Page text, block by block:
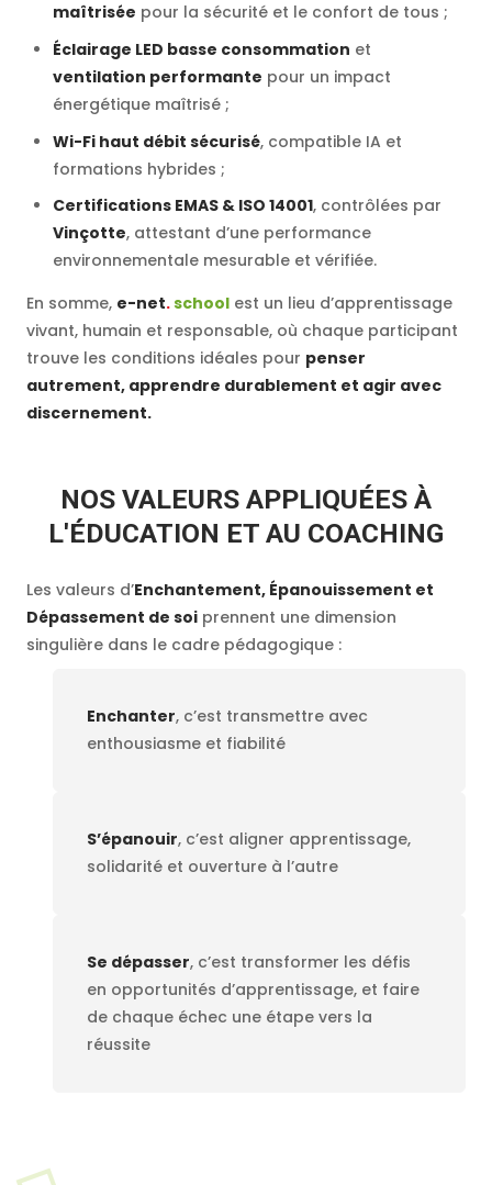
maîtrisée pour la sécurité et le confort de tous ;
Éclairage LED basse consommation et
ventilation performante pour un impact
énergétique maîtrisé ;
Wi-Fi haut débit sécurisé, compatible IA et
formations hybrides ;
Certifications EMAS & ISO 14001, contrôlées par
Vinçotte, attestant d’une performance
environnementale mesurable et vérifiée.
En somme, e-net.school est un lieu d’apprentissage
vivant, humain et responsable, où chaque participant
trouve les conditions idéales pour penser
autrement, apprendre durablement et agir avec
discernement.
NOS VALEURS APPLIQUÉES À
L'ÉDUCATION ET AU COACHING
Les valeurs d’Enchantement, Épanouissement et
Dépassement de soi prennent une dimension
singulière dans le cadre pédagogique :
Enchanter, c’est transmettre avec
enthousiasme et fiabilité
S’épanouir, c’est aligner apprentissage,
solidarité et ouverture à l’autre
Se dépasser, c’est transformer les défis
en opportunités d’apprentissage, et faire
de chaque échec une étape vers la
réussite